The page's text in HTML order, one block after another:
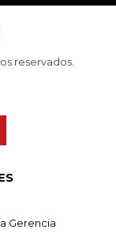
reservados.
Gerencia